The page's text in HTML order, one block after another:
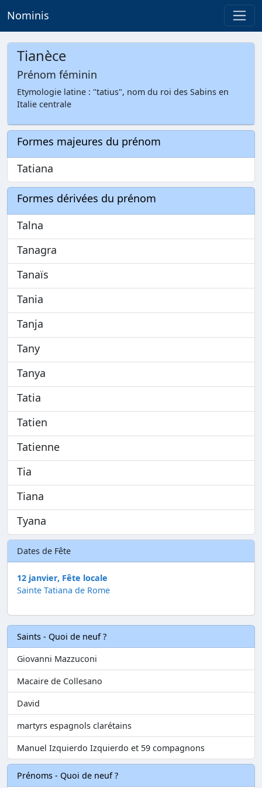
Nominis
Tianèce
Prénom féminin
Etymologie latine : "tatius", nom du roi des Sabins en
Italie centrale
Formes majeures du prénom
Tatiana
Formes dérivées du prénom
Talna
Tanagra
Tanaïs
Tania
Tanja
Tany
Tanya
Tatia
Tatien
Tatienne
Tia
Tiana
Tyana
Dates de Fête
12 janvier, Fête locale
Sainte Tatiana de Rome
Saints - Quoi de neuf ?
Giovanni Mazzuconi
Macaire de Collesano
David
martyrs espagnols clarétains
Manuel Izquierdo Izquierdo et 59 compagnons
Prénoms - Quoi de neuf ?